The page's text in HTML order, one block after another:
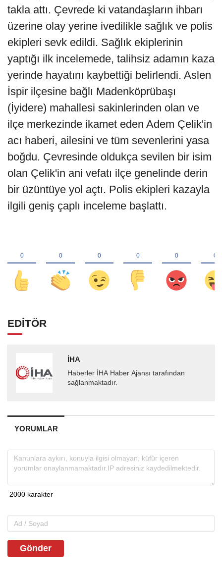
takla attı. Çevrede ki vatandaşların ihbarı
üzerine olay yerine ivedilikle sağlık ve polis
ekipleri sevk edildi. Sağlık ekiplerinin
yaptığı ilk incelemede, talihsiz adamın kaza
yerinde hayatını kaybettiği belirlendi. Aslen
İspir ilçesine bağlı Madenköprübaşı
(İyidere) mahallesi sakinlerinden olan ve
ilçe merkezinde ikamet eden Adem Çelik'in
acı haberi, ailesini ve tüm sevenlerini yasa
boğdu. Çevresinde oldukça sevilen bir isim
olan Çelik'in ani vefatı ilçe genelinde derin
bir üzüntüye yol açtı. Polis ekipleri kazayla
ilgili geniş çaplı inceleme başlattı.
EDİTÖR
İHA
Haberler İHA Haber Ajansı tarafından
sağlanmaktadır.
YORUMLAR
Gönder